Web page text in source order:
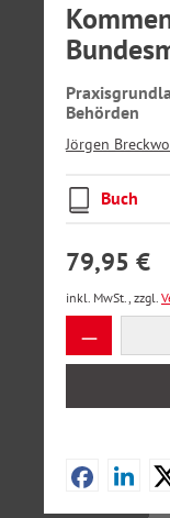
Behörden
Jörgen
Buch
79,95 €
inkl. MwSt., zzgl.
Produkt